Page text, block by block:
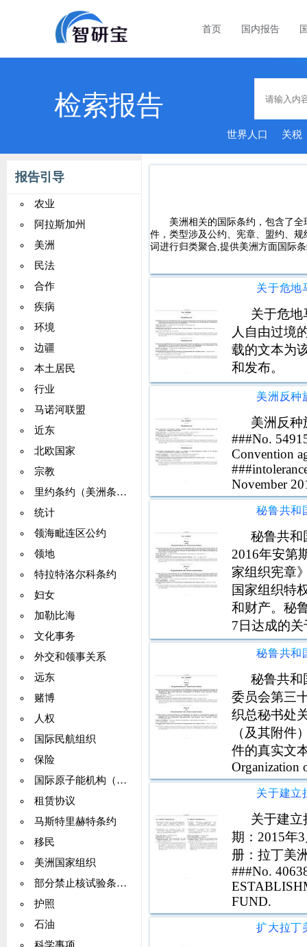
首页 国内报告
检索报告
世界人口 关税
报告引导
农业
阿拉斯加州
美洲
民法
合作
疾病
环境
边疆
本土居民
行业
马诺河联盟
近东
北欧国家
宗教
里约条约（美洲条约）
统计
领海毗连区公约
领地
特拉特洛尔科条约
妇女
加勒比海
文化事务
外交和领事关系
远东
赌博
人权
国际民航组织
保险
国际原子能机构（IAEA）
租赁协议
马斯特里赫特条约
移民
美洲国家组织
部分禁止核试验条约（PTBT）
护照
石油
美洲相关的国际条约，包含了全
件，类型涉及公约、宪章、盟约、
词进行归类聚合,提供美洲方面国际
关于危地
人自由过境
载的文本为
和发布。
美洲反种
###No.
Convention
November
秘鲁共和
2016年安第
家组织宪章
国家组织特
和财产。秘
7日达成的
他特权，美
免协定以及
秘鲁共和
委员会第三
织总秘书处
（及其附件
件的真实文
Organization
Government
关于建立
期：2015年
册：拉丁美
###No.
FUND.